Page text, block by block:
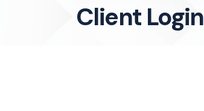
Client Login